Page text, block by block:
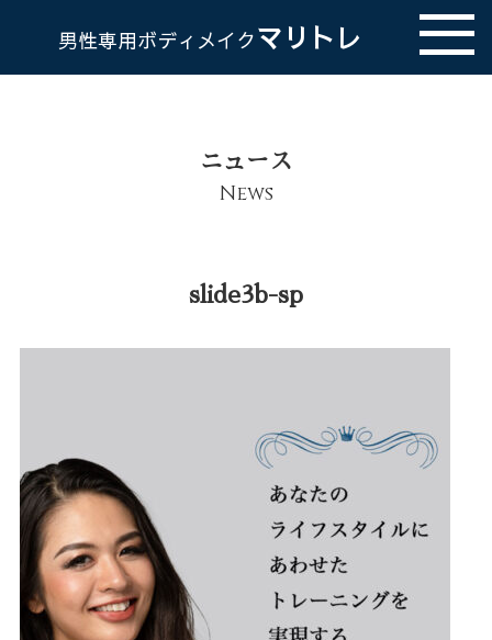
男性専用ボディメイクマリトレ
ニュース
News
slide3b-sp